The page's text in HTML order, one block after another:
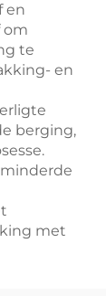
en
om
te
en
berging,
met